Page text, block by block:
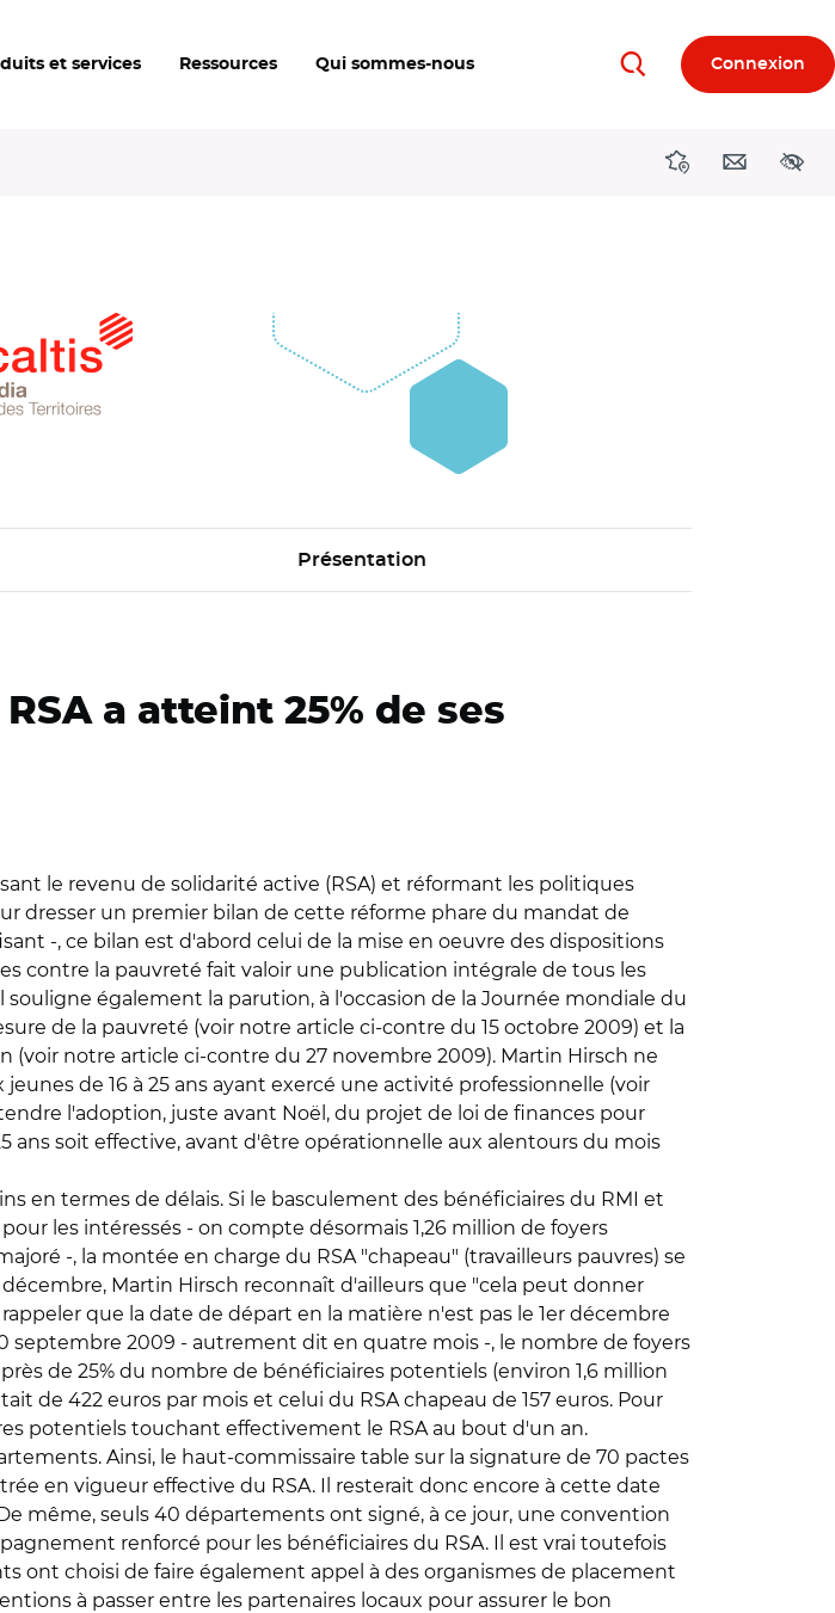
et services Ressources Qui sommes-nous RechercherConnexion
DirectionsContact
Présentation
a atteint 25% de ses
le revenu de solidarité active (RSA) et réformant les politiques
dresser un premier bilan de cette réforme phare du mandat de
-, ce bilan est d'abord celui de la mise en oeuvre des dispositions
contre la pauvreté fait valoir une publication intégrale de tous les
également la parution, à l'occasion de la Journée mondiale du
de la pauvreté (voir notre article ci-contre du 15 octobre 2009) et la
notre article ci-contre du 27 novembre 2009). Martin Hirsch ne
de 16 à 25 ans ayant exercé une activité professionnelle (voir
l'adoption, juste avant Noël, du projet de loi de finances pour
ans soit effective, avant d'être opérationnelle aux alentours du mois
en termes de délais. Si le basculement des bénéficiaires du RMI et
les intéressés - on compte désormais 1,26 million de foyers
-, la montée en charge du RSA "chapeau" (travailleurs pauvres) se
Martin Hirsch reconnaît d'ailleurs que "cela peut donner
que la date de départ en la matière n'est pas le 1er décembre
septembre 2009 - autrement dit en quatre mois -, le nombre de foyers
de 25% du nombre de bénéficiaires potentiels (environ 1,6 million
de 422 euros par mois et celui du RSA chapeau de 157 euros. Pour
potentiels touchant effectivement le RSA au bout d'un an.
Ainsi, le haut-commissaire table sur la signature de 70 pactes
en vigueur effective du RSA. Il resterait donc encore à cette date
même, seuls 40 départements ont signé, à ce jour, une convention
renforcé pour les bénéficiaires du RSA. Il est vrai toutefois
ont choisi de faire également appel à des organismes de placement
à passer entre les partenaires locaux pour assurer le bon